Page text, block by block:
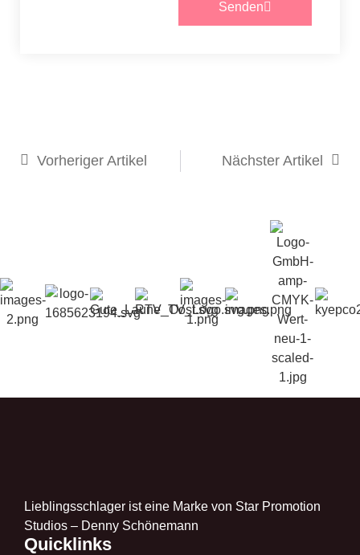
Senden
Vorheriger Artikel Nächster Artikel
Lieblingsschlager ist eine Marke von Star Promotion
Studios – Denny Schönemann
Quicklinks